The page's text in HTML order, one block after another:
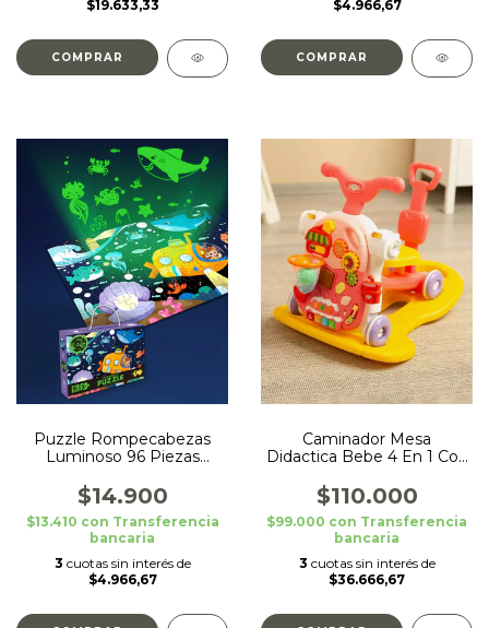
$19.633,33 $4.966,67
Puzzle Rompecabezas
Luminoso 96 Piezas
$14.900
$13.410 con Transferencia
bancaria
3 cuotas sin interés de
$4.966,67
Caminador Mesa
Didactica Bebe 4 En 1 Con
$110.000
$99.000 con Transferencia
bancaria
3 cuotas sin interés de
$36.666,67